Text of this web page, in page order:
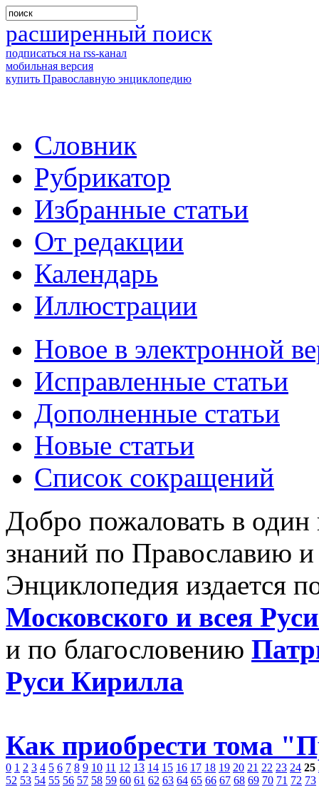
расширенный поиск
подписаться на rss-канал
мобильная версия
купить Православную энциклопедию
Словник
Рубрикатор
Избранные статьи
От редакции
Календарь
Иллюстрации
Новое в электронной
Исправленные статьи
Дополненные статьи
Новые статьи
Список сокращений
Добро пожаловать в
знаний по Православию
Энциклопедия издается
Московского и всея
и по благословению
Руси Кирилла
Как приобрести тома
0 1 2 3 4 5 6 7 8 9 10 11 12 13 14 15 16 17 18 19 20 21 22 23 24 25
52 53 54 55 56 57 58 59 60 61 62 63 64 65 66 67 68 69 70 71 72 73